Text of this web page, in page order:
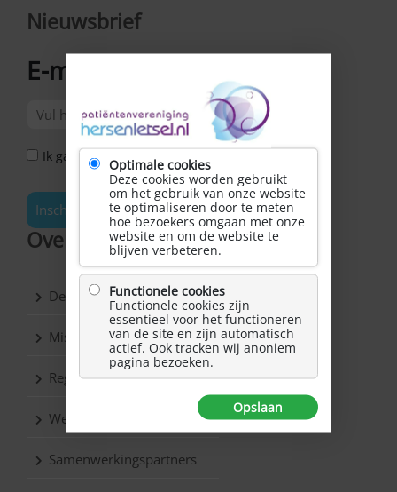
Nieuwsbrief
E-mailadres
Ik ga akkoord met het Privacy Statement *
Inschrijven
Over Hersenletsel.nl
De vereniging
Missie & Visie
Regio’s
Werkgroepen
Samenwerkingspartners
Optimale cookies
Deze cookies worden gebruikt
om het gebruik van onze website
te optimaliseren door te meten
hoe bezoekers omgaan met onze
website en om de website te
blijven verbeteren.
Functionele cookies
Functionele cookies zijn
essentieel voor het functioneren
van de site en zijn automatisch
actief. Ook tracken wij anoniem
pagina bezoeken.
Opslaan